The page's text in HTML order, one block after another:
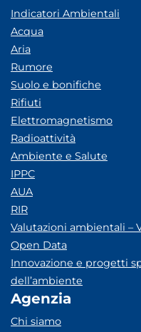
Indicatori Ambientali
Acqua
Aria
Rumore
Suolo e bonifiche
Rifiuti
Elettromagnetismo
Radioattività
Ambiente e Salute
IPPC
AUA
RIR
Valutazioni ambientali –
Open Data
Innovazione e progetti
dell’ambiente
Agenzia
Chi siamo